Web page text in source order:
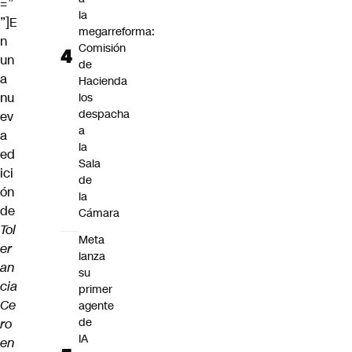
”]E
n
un
a
nu
ev
a
ed
ici
ón
de
Tol
er
an
cia
Ce
ro
en
la
megarreforma:
Comisión
de
Hacienda
los
despacha
a
la
Sala
de
la
Cámara
Meta
lanza
su
primer
agente
de
IA